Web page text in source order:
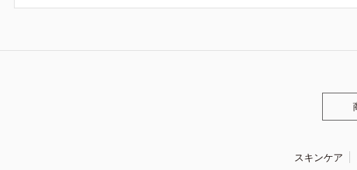
スキンケア